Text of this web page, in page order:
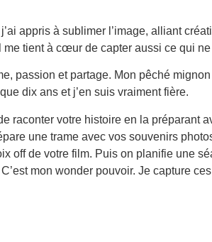
appris à sublimer l’image, alliant
tient à cœur de capter aussi ce qui
passion et partage. Mon pêché
dix ans et j’en suis vraiment fière.
raconter votre histoire en la
une trame avec vos souvenirs
off de votre film. Puis on planifie une
mon wonder pouvoir. Je capture